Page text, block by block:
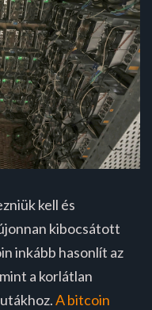
kell és
kibocsátott
inkább hasonlít az
a korlátlan
A bitcoin